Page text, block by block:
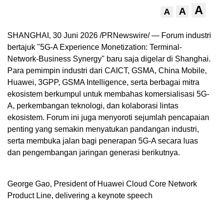
A A A
SHANGHAI, 30 Juni 2026 /PRNewswire/ — Forum industri
bertajuk "5G-A Experience Monetization: Terminal-
Network-Business Synergy" baru saja digelar di Shanghai.
Para pemimpin industri dari CAICT, GSMA, China Mobile,
Huawei, 3GPP, GSMA Intelligence, serta berbagai mitra
ekosistem berkumpul untuk membahas komersialisasi 5G-
A, perkembangan teknologi, dan kolaborasi lintas
ekosistem. Forum ini juga menyoroti sejumlah pencapaian
penting yang semakin menyatukan pandangan industri,
serta membuka jalan bagi penerapan 5G-A secara luas
dan pengembangan jaringan generasi berikutnya.
George Gao, President of Huawei Cloud Core Network
Product Line, delivering a keynote speech